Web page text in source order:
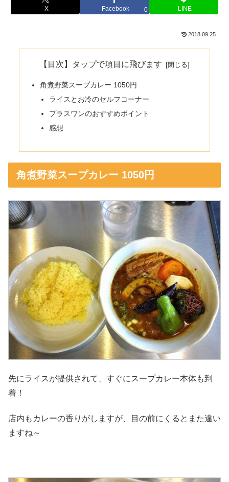
X Facebook 0 LINE
2018.09.25
【目次】タップで項目に飛びます
角煮野菜スープカレー 1050円
ライスとお冷のセルフコーナー
プラスワンのおすすめポイント
感想
角煮野菜スープカレー 1050円
先にライスが提供されて、すぐにスープカレー本体も到
着！
店内もカレーの香りがしますが、目の前にくるとまた違い
ますね～